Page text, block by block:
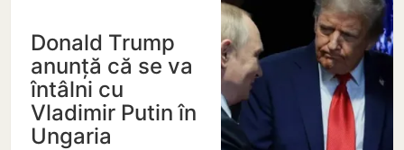
Donald Trump
anunță că se va
întâlni cu
Vladimir Putin în
Ungaria